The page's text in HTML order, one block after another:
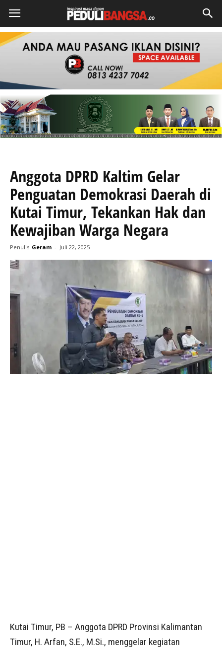
Anggota DPRD Kaltim Gelar
Penguatan Demokrasi Daerah di
Kutai Timur, Tekankan Hak dan
Kewajiban Warga Negara
Penulis Geram - Juli 22, 2025
Kutai Timur, PB – Anggota DPRD Provinsi Kalimantan
Timur, H. Arfan, S.E., M.Si., menggelar kegiatan